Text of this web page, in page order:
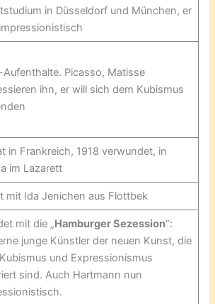
in Düsseldorf und München, er
Aufenthalte. Picasso, Matisse
ihn, er will sich dem Kubismus
in Frankreich, 1918 verwundet, in
im Lazarett
mit Ida Jenichen aus Flottbek
mit die „Hamburger Sezession“:
junge Künstler der neuen Kunst, die
und Expressionismus
sind. Auch Hartmann nun